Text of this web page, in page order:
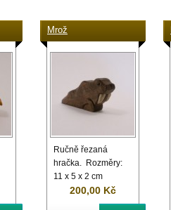
Mrož
Ručně řezaná
hračka. Rozměry:
11 x 5 x 2 cm
200,00 Kč